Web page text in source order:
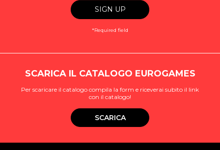
*Required field
SCARICA IL CATALOGO EUROGAMES
Per scaricare il catalogo compila la form e riceverai subito il link
con il catalogo!
SCARICA